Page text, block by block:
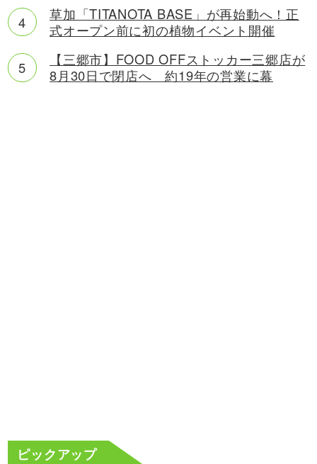
草加「TITANOTA BASE」が再始動へ！正
式オープン前に初の植物イベント開催
【三郷市】FOOD OFFストッカー三郷店が
8月30日で閉店へ 約19年の営業に幕
ピックアップ